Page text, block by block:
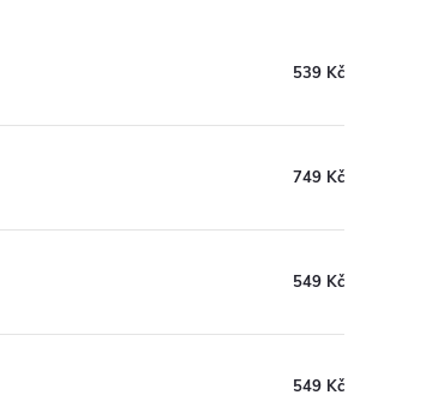
539 Kč
749 Kč
549 Kč
549 Kč